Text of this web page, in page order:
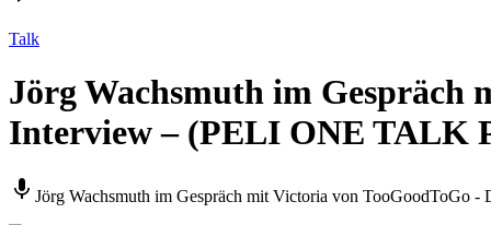
Talk
Jörg Wachsmuth im Gespräch
Interview – (PELI ONE TALK
mic Jörg Wachsmuth im Gespräch mit Victoria von